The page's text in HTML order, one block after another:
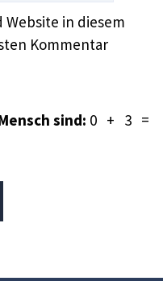
Website in diesem
Kommentar
sind: 0 + 3 =